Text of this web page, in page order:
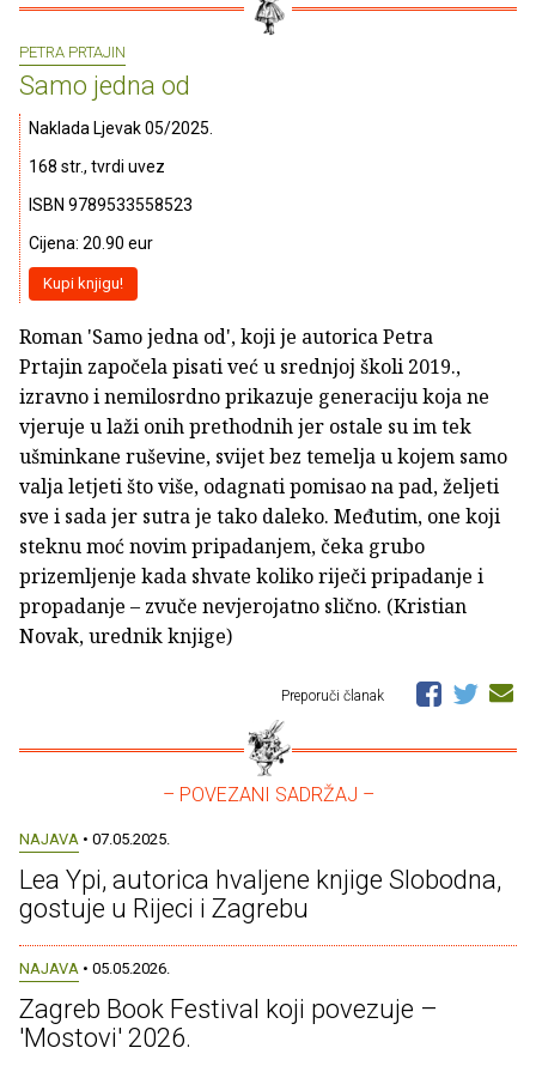
PETRA PRTAJIN
Samo jedna od
Naklada Ljevak 05/2025.
168 str., tvrdi uvez
ISBN 9789533558523
Cijena: 20.90 eur
Kupi knjigu!
Roman 'Samo jedna od', koji je autorica Petra
Prtajin započela pisati već u srednjoj školi 2019.,
izravno i nemilosrdno prikazuje generaciju koja ne
vjeruje u laži onih prethodnih jer ostale su im tek
ušminkane ruševine, svijet bez temelja u kojem samo
valja letjeti što više, odagnati pomisao na pad, željeti
sve i sada jer sutra je tako daleko. Međutim, one koji
steknu moć novim pripadanjem, čeka grubo
prizemljenje kada shvate koliko riječi pripadanje i
propadanje – zvuče nevjerojatno slično. (Kristian
Novak, urednik knjige)
Preporuči članak
– POVEZANI SADRŽAJ –
NAJAVA • 07.05.2025.
Lea Ypi, autorica hvaljene knjige Slobodna,
gostuje u Rijeci i Zagrebu
NAJAVA • 05.05.2026.
Zagreb Book Festival koji povezuje –
'Mostovi' 2026.